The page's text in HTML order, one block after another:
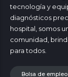
tecnología y
diagnósticos
hospital, somos
comunidad,
para todos.
Bolsa de empleo